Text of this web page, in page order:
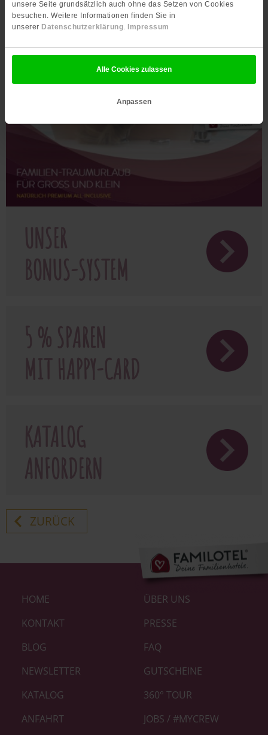
unsere Seite grundsätzlich auch ohne das Setzen von Cookies
besuchen. Weitere Informationen finden Sie in
unserer Datenschutzerklärung Impressum
Alle Cookies zulassen
Anpassen
UNSER
BONUS-SYSTEM
5 % SPAREN
MIT HAPPY-CARD
KATALOG
ANFORDERN
ZURÜCK
Footer-
neu
HOME
ÜBER UNS
KONTAKT
PRESSE
BLOG
FAQ
NEWSLETTER
GUTSCHEINE
KATALOG
360° TOUR
ANFAHRT
JOBS / #MYCREW